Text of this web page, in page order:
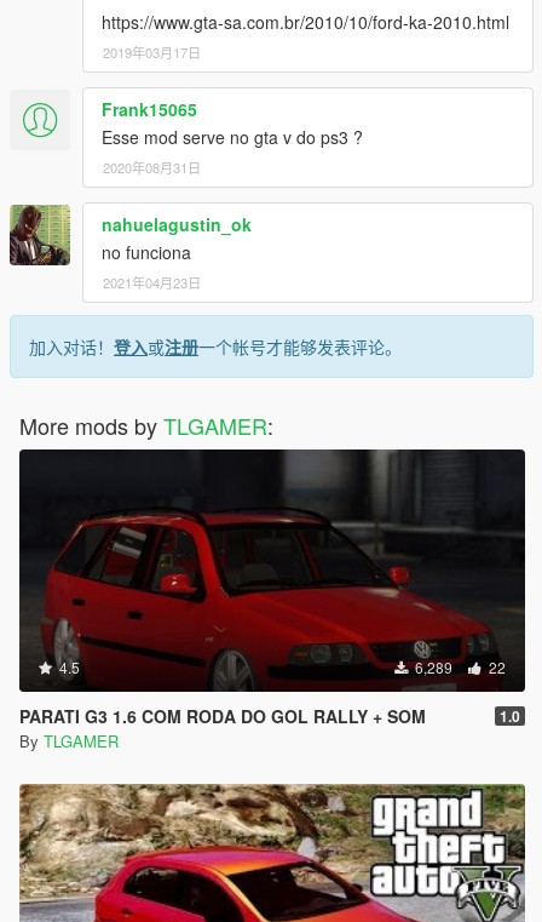
https://www.gta-sa.com.br/2010/10/ford-ka-2010.html
2019年03月17日
Frank15065
Esse mod serve no gta v do ps3 ?
2020年08月31日
nahuelagustin_ok
no funciona
2021年04月23日
加入对话！ 登入或注册一个帐号才能够发表评论。
More mods byTLGAMER:
4.5 6,289 22
PARATI G3 1.6 COM RODA DO GOL RALLY + SOM 1.0
By TLGAMER